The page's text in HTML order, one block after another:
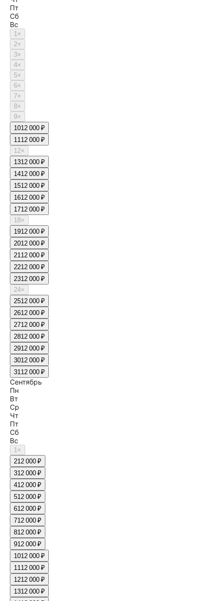
Пт
Сб
Вс
1×
2×
3×
4×
5×
6×
7×
8×
9×
1012 000 ₽
1112 000 ₽
12×
1312 000 ₽
1412 000 ₽
1512 000 ₽
1612 000 ₽
1712 000 ₽
18×
1912 000 ₽
2012 000 ₽
2112 000 ₽
2212 000 ₽
2312 000 ₽
24×
2512 000 ₽
2612 000 ₽
2712 000 ₽
2812 000 ₽
2912 000 ₽
3012 000 ₽
3112 000 ₽
Сентябрь
Пн
Вт
Ср
Чт
Пт
Сб
Вс
1×
212 000 ₽
312 000 ₽
412 000 ₽
512 000 ₽
612 000 ₽
712 000 ₽
812 000 ₽
912 000 ₽
1012 000 ₽
1112 000 ₽
1212 000 ₽
1312 000 ₽